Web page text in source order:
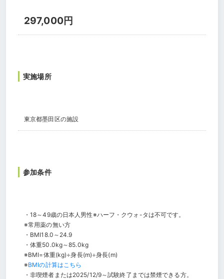
297,000円
実施場所
東京都墨田区の施設
参加条件
・18～49歳の日本人男性※ハーフ・クウォ-タは不可です。
※常用薬の無い方
・BMI18.0～24.9
・体重50.0kg～85.0kg
※BMI=体重(kg)÷身長(m)÷身長(m)
※BMIの計算はこちら
・非喫煙者または2025/12/9～試験終了までは禁煙できる方。